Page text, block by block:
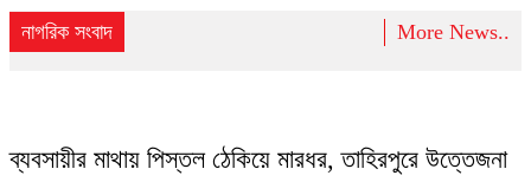
নাগরিক সংবাদ More News..
ব্যবসায়ীর মাথায় পিস্তল ঠেকিয়ে মারধর, তাহিরপুরে উত্তেজনা